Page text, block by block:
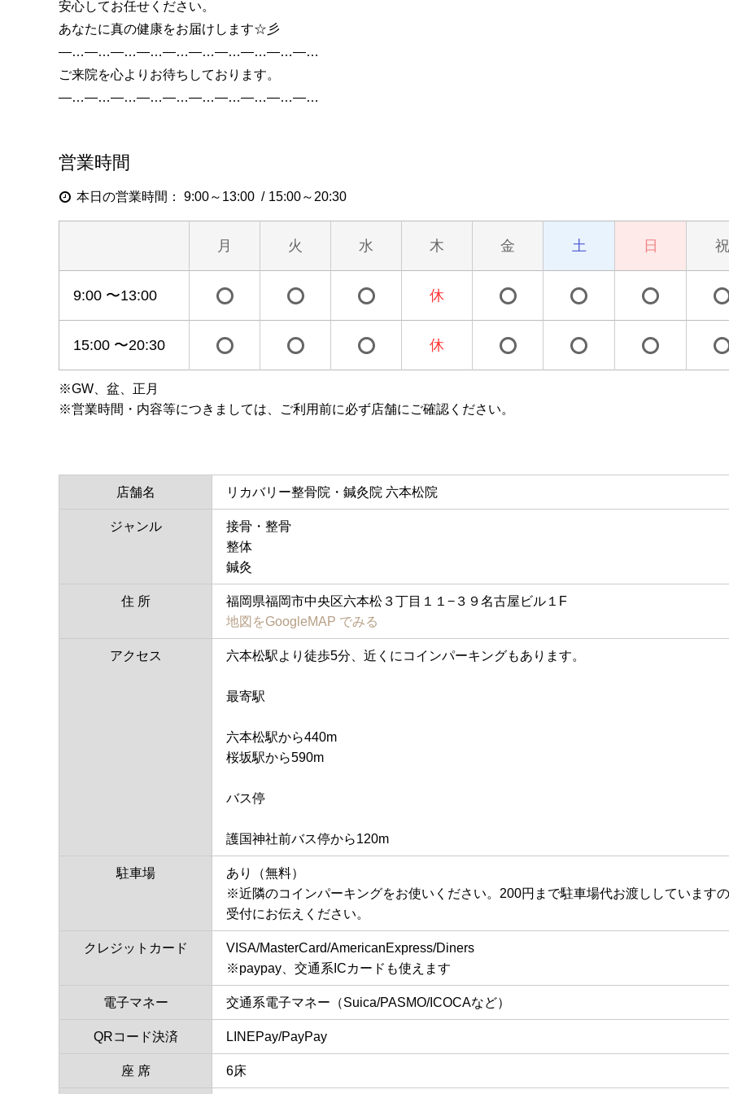
安心してお任せください。
あなたに真の健康をお届けします☆彡
―…―…―…―…―…―…―…―…―…―…
ご来院を心よりお待ちしております。
―…―…―…―…―…―…―…―…―…―…
営業時間
本日の営業時間： 9:00～13:00 15:00～20:30
月 火 水 木 金 土 日 祝
9:00 〜13:00 休
15:00 〜20:30 休
※GW、​盆、正月
※営業時間・内容等につきましては、ご利用前に必ず店舗にご確認ください。
店舗名 リカバリー整骨院・鍼灸院 六本松院
ジャンル
接骨・整骨
整体
鍼灸
住 所
福岡県福岡市中央区六本松３丁目１１−３９名古屋ビル１F
地図をGoogleMAP でみる
アクセス 六本松駅より徒歩5分、近くにコインパーキングもあります。
最寄駅
六本松駅から440m
桜坂駅から590m
バス停
護国神社前バス停から120m
駐車場
あり（無料）
※近隣のコインパーキングをお使いください。200円まで駐車場代お渡ししています
受付にお伝えください。
クレジットカード
VISA/MasterCard/AmericanExpress/Diners
※paypay、交通系ICカードも使えます
電子マネー 交通系電子マネー（Suica/PASMO/ICOCAなど）
QRコード決済 LINEPay/PayPay
座 席 6床